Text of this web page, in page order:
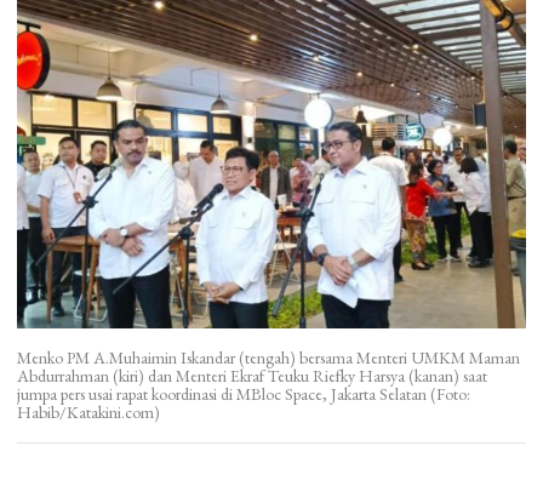
Menko PM A.Muhaimin Iskandar (tengah) bersama Menteri UMKM Maman
Abdurrahman (kiri) dan Menteri Ekraf Teuku Riefky Harsya (kanan) saat
jumpa pers usai rapat koordinasi di MBloc Space, Jakarta Selatan (Foto:
Habib/Katakini.com)